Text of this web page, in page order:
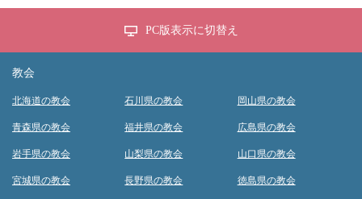
PC版表示に切替え
教会
北海道の教会
青森県の教会
岩手県の教会
宮城県の教会
石川県の教会
福井県の教会
山梨県の教会
長野県の教会
岡山県の教会
広島県の教会
山口県の教会
徳島県の教会